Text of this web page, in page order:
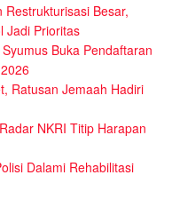
Besar,
Jadi Prioritas
Buka Pendaftaran
Ratusan Jemaah Hadiri
NKRI Titip Harapan
Dalami Rehabilitasi